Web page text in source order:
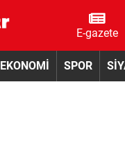
E-gazete
EKONOMİ SPOR